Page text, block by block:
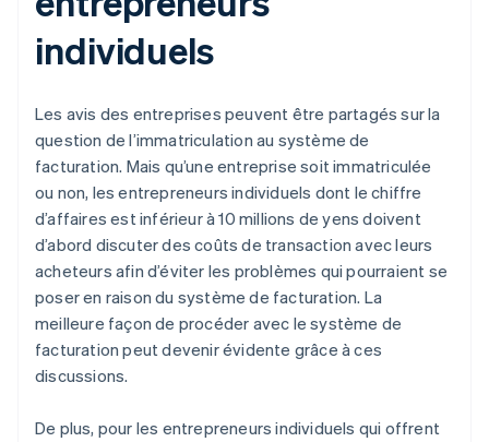
individuels
Les avis des entreprises peuvent être partagés sur la
question de l’immatriculation au système de
facturation. Mais qu’une entreprise soit immatriculée
ou non, les entrepreneurs individuels dont le chiffre
d’affaires est inférieur à 10 millions de yens doivent
d’abord discuter des coûts de transaction avec leurs
acheteurs afin d’éviter les problèmes qui pourraient se
poser en raison du système de facturation. La
meilleure façon de procéder avec le système de
facturation peut devenir évidente grâce à ces
discussions.
De plus, pour les entrepreneurs individuels qui offrent